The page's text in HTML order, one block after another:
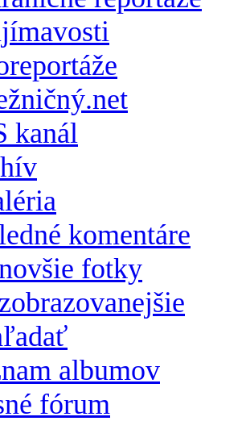
kanál
komentáre
fotky
albumov
fórum